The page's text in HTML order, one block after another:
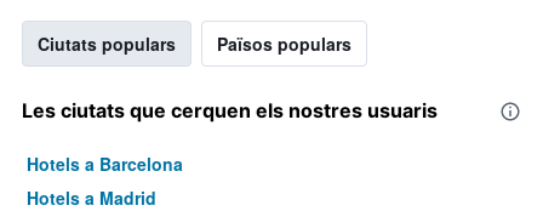
Ciutats populars Països populars
Les ciutats que cerquen els nostres usuaris
Hotels a Barcelona
Hotels a Madrid